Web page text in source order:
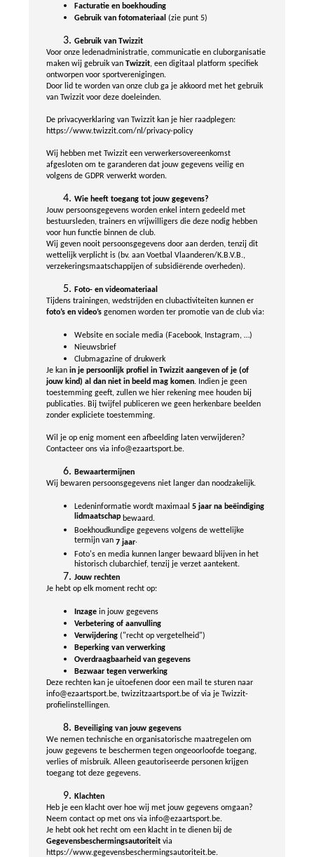
Facturatie en boekhouding
Gebruik van fotomateriaal (zie punt 5)
Gebruik van Twizzit
Voor onze ledenadministratie, communicatie en cluborganisatie
maken wij gebruik vanTwizzit, een digitaal platform specifiek
ontworpen voor sportverenigingen.
Door lid te worden van onze club ga je akkoord met het gebruik
van Twizzit voor deze doeleinden.
De privacyverklaring van Twizzit kan je hier raadplegen:
https://www.twizzit.com/nl/privacy-policy
Wij hebben met Twizzit een verwerkersovereenkomst
afgesloten om te garanderen dat jouw gegevens veilig en
volgens de GDPR verwerkt worden.
Wie heeft toegang tot jouw gegevens?
Jouw persoonsgegevens worden enkel intern gedeeld met
bestuursleden, trainers en vrijwilligers die deze nodig hebben
voor hun functie binnen de club.
Wij geven nooit persoonsgegevens door aan derden, tenzij dit
wettelijk verplicht is (bv. aan Voetbal Vlaanderen/K.B.V.B.,
verzekeringsmaatschappijen of subsidiërende overheden).
Foto- en videomateriaal
Tijdens trainingen, wedstrijden en clubactiviteiten kunnen er
foto’s en video’s genomen worden ter promotie van de club via:
Website en sociale media (Facebook, Instagram, …)
Nieuwsbrief
Clubmagazine of drukwerk
Je kanin je persoonlijk profiel in Twizzit aangeven of je (of
jouw kind) al dan niet in beeld mag komen. Indien je geen
toestemming geeft, zullen we hier rekening mee houden bij
publicaties. Bij twijfel publiceren we geen herkenbare beelden
zonder expliciete toestemming.
Wil je op enig moment een afbeelding laten verwijderen?
Contacteer ons via info@ezaartsport.be.
Bewaartermijnen
Wij bewaren persoonsgegevens niet langer dan noodzakelijk.
Ledeninformatie wordt maximaal5 jaar na beëindiging
lidmaatschap bewaard.
Boekhoudkundige gegevens volgens de wettelijke
termijn van7 jaar.
Foto's en media kunnen langer bewaard blijven in het
historisch clubarchief, tenzij je verzet aantekent.
Jouw rechten
Je hebt op elk moment recht op:
Inzage in jouw gegevens
Verbetering of aanvulling
Verwijdering ("recht op vergetelheid")
Beperking van verwerking
Overdraagbaarheid van gegevens
Bezwaar tegen verwerking
Deze rechten kan je uitoefenen door een mail te sturen naar
info@ezaartsport.be, twizzitzaartsport.be of via je Twizzit-
profielinstellingen.
Beveiliging van jouw gegevens
We nemen technische en organisatorische maatregelen om
jouw gegevens te beschermen tegen ongeoorloofde toegang,
verlies of misbruik. Alleen geautoriseerde personen krijgen
toegang tot deze gegevens.
Klachten
Heb je een klacht over hoe wij met jouw gegevens omgaan?
Neem contact op met ons via info@ezaartsport.be.
Je hebt ook het recht om een klacht in te dienen bij de
Gegevensbeschermingsautoriteit via
https://www.gegevensbeschermingsautoriteit.be.